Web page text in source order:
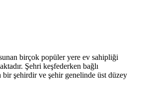
birçok popüler yere ev sahipliği
Şehri keşfederken bağlı
şehirdir ve şehir genelinde üst düzey